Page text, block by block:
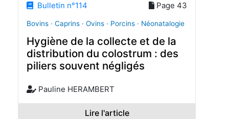
Bulletin n°114 Page 43
Bovins · Caprins · Ovins · Porcins · Néonatalogie
Hygiène de la collecte et de la
distribution du colostrum : des
piliers souvent négligés
Pauline HERAMBERT
Lire l'article